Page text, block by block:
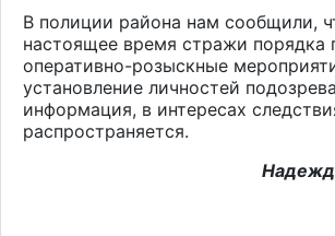
В полиции района нам сообщили,
настоящее время стражи порядка
оперативно-розыскные
установление личностей
информация, в интересах
распространяется.